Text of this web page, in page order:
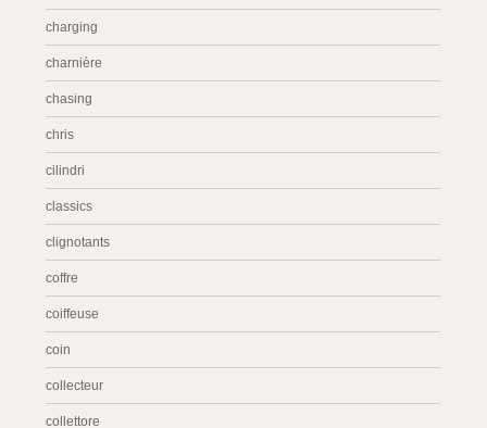
charging
charnière
chasing
chris
cilindri
classics
clignotants
coffre
coiffeuse
coin
collecteur
collettore